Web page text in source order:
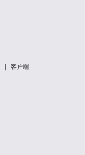
客户端